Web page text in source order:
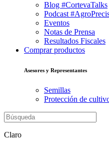
Blog #CortevaTalks
Podcast
Eventos
Notas de Prensa
Resultados Fiscales
Comprar productos
Asesores y Representantes
Semillas
Protección de
Claro